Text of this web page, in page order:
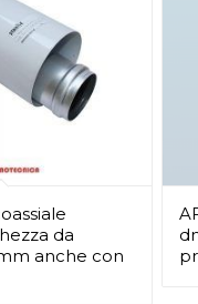
da
anche con